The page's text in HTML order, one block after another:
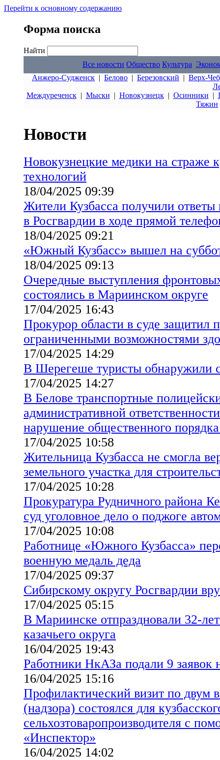
Перейти к основному содержанию
Форма поиска
Найти
Все новости Общество Культура
Анжеро-Судженск | Белово | Березовский | Верх-
Междуреченск| Мыски | Новокузнецк| Осинники |
Тяжин
Новости
Новокузнецкие медики на страже
технологий
18/04/2025 09:39
Жители Кузбасса получили
в Росгвардии в ходе прямой
18/04/2025 09:21
«Южный Кузбасс» вышел на
18/04/2025 09:13
Очередные выступления
состоялись в Мариинском округе
17/04/2025 16:43
Прокурор области в суде защитил
ограниченными возможностями
17/04/2025 14:29
В Шерегеше туристы обнаружили
17/04/2025 14:27
В Белове транспортные
административной
нарушение общественного
17/04/2025 10:58
Жительница Кузбасса не смогла
земельного участка для
17/04/2025 10:28
Прокуратура Рудничного района
суд уголовное дело о поджоге
17/04/2025 10:08
Работнице «Южного Кузбасса»
военную медаль деда
17/04/2025 09:37
Сибирскому округу Росгвардии
17/04/2025 05:15
В Мариинске отпраздновали 32-
казачьего округа
16/04/2025 19:43
Работники НкАЗа подали 9 заявок
16/04/2025 15:16
Профилактический визит по двум
(надзора) состоялся для
сельхозтоваропроизводителя с
«Инспектор»
16/04/2025 14:02